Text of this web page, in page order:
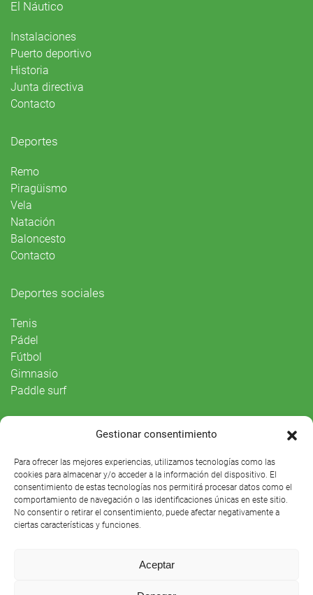
Gestionar consentimiento
Para ofrecer las mejores experiencias, utilizamos tecnologías como las
cookies para almacenar y/o acceder a la información del dispositivo. El
consentimiento de estas tecnologías nos permitirá procesar datos como el
comportamiento de navegación o las identificaciones únicas en este sitio.
No consentir o retirar el consentimiento, puede afectar negativamente a
ciertas características y funciones.
Aceptar
El Náutico
Instalaciones
Puerto deportivo
Historia
Junta directiva
Contacto
Deportes
Remo
Piragüismo
Vela
Natación
Baloncesto
Contacto
Deportes sociales
Tenis
Pádel
Fútbol
Gimnasio
Paddle surf
Agenda